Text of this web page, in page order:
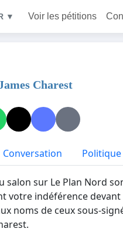
▼ Voir les pétitions
Charest
Conversation
salon sur Le Plan Nord
votre indéférence
noms de ceux sous-